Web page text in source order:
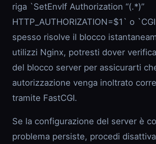
riga `SetEnvIf Authorization “(.*)”
HTTP_AUTHORIZATION=$1` o
spesso risolve il blocco
utilizzi Nginx, potresti dover
del blocco server per assicurarti
autorizzazione venga inoltrato
tramite FastCGI.
Se la configurazione del server è
problema persiste, procedi